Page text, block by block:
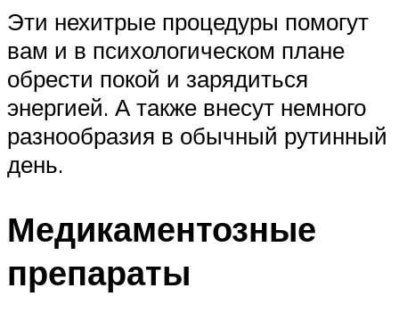
Эти нехитрые процедуры помогут
вам и в психологическом плане
обрести покой и зарядиться
энергией. А также внесут немного
разнообразия в обычный рутинный
день.
Медикаментозные
препараты